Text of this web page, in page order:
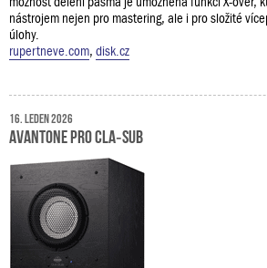
nástrojem nejen pro mastering, ale i pro složité
úlohy.
rupertneve.com, disk.cz
16. leden 2026
Avantone Pro CLA‑Sub